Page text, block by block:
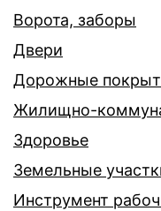
Ворота, заборы
Двери
Дорожные
Жилищно-
Здоровье
Земельные
Инструмент